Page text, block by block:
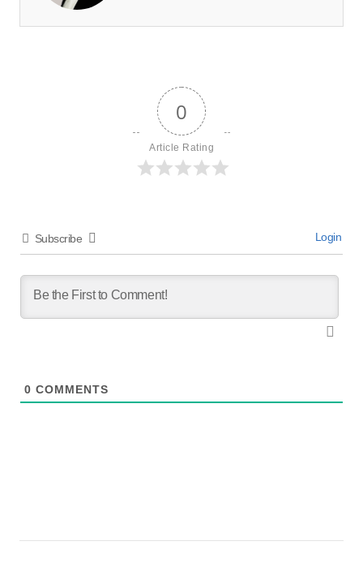
0
Article Rating
Subscribe Login
0 COMMENTS